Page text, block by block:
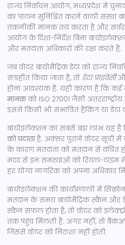
राज्य निर्वाचन आयोग,मध्यप्रदेश में
का पालन सुनिश्चित करने वाली संस्था
तकनीकी मानक तय करता है और सर्वर
आयोग के दिशा-निर्देश बिना
और मतदाता अधिकारों की रक्षा करते हैं.
जब वोटर बायोमैट्रिक डेटा को राज्य
संग्रहीत किया जाता है, तो डेटा प्राइवेसी
होना आवश्यक है. यही कारण है कि कई
मानकको ISO 27001 जैसी
इससे किसी भी संभावित हैकिंग या डेटा
बायोइलेक्शन का सबसे बड़ा लाभ यह
को घटाताहै. अक्सर पुराने वोटर सूची में
के कारण मतदाता को मतदान से वंचित
मदद से इन समस्याओं को रियल-टाइम
हर योग्य नागरिक को अपना अधिकार
बायोइलेक्शन की कार्यप्रणाली में
मतदान के समय बायोमैट्रिक स्कैन और
स्कैन सफल होता है, तो वोटर को
तक पहुंच मिलती है. अगर नहीं, तो बैकअप
जिससे वोटर को निराशा नहीं होती.